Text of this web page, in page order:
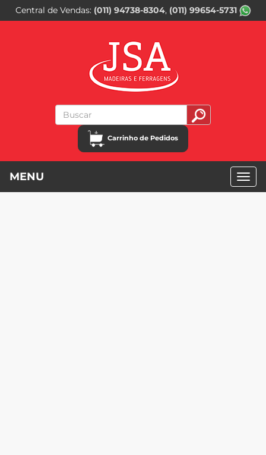
Central de Vendas (011) 94738-8304 (011) 99654-5731
Carrinho de Pedidos
MENU